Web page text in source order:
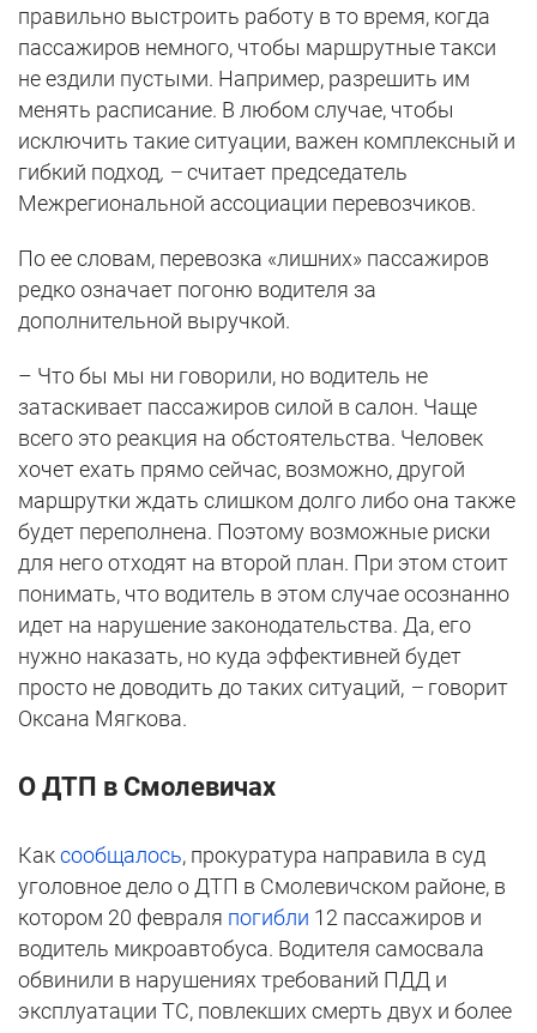
правильно выстроить работу в то время, когда
пассажиров немного, чтобы маршрутные такси
не ездили пустыми. Например, разрешить им
менять расписание. В любом случае, чтобы
исключить такие ситуации, важен комплексный и
гибкий подход, –считает председатель
Межрегиональной ассоциации перевозчиков.
По ее словам, перевозка «лишних» пассажиров
редко означает погоню водителя за
дополнительной выручкой.
– Что бы мы ни говорили, но водитель не
затаскивает пассажиров силой в салон. Чаще
всего это реакция на обстоятельства. Человек
хочет ехать прямо сейчас, возможно, другой
маршрутки ждать слишком долго либо она также
будет переполнена. Поэтому возможные риски
для него отходят на второй план. При этом стоит
понимать, что водитель в этом случае осознанно
идет на нарушение законодательства. Да, его
нужно наказать, но куда эффективней будет
просто не доводить до таких ситуаций, – говорит
Оксана Мягкова.
О ДТП в Смолевичах
Каксообщалось, прокуратура направила в суд
уголовное дело о ДТП в Смолевичском районе, в
котором 20 февраля погибли 12 пассажиров и
водитель микроавтобуса. Водителя самосвала
обвинили в нарушениях требований ПДД и
эксплуатации ТС, повлекших смерть двух и более